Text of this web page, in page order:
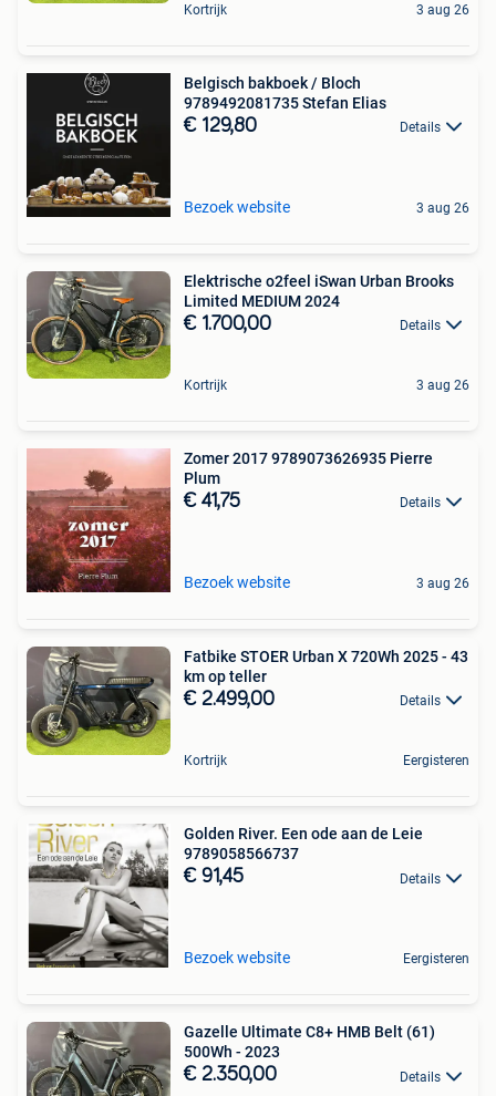
Kortrijk 3 aug 26
Belgisch bakboek / Bloch
9789492081735 Stefan Elias
€ 129,80 Details
Bezoek website 3 aug 26
Elektrische o2feel iSwan Urban Brooks
Limited MEDIUM 2024
€ 1.700,00 Details
Kortrijk 3 aug 26
Zomer 2017 9789073626935 Pierre
Plum
€ 41,75 Details
Bezoek website 3 aug 26
Fatbike STOER Urban X 720Wh 2025 - 43
km op teller
€ 2.499,00 Details
Kortrijk Eergisteren
Golden River. Een ode aan de Leie
9789058566737
€ 91,45 Details
Bezoek website Eergisteren
Gazelle Ultimate C8+ HMB Belt (61)
500Wh - 2023
€ 2.350,00 Details